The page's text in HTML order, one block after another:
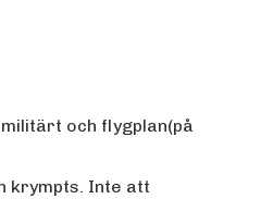
och flygplan(på
krympts. Inte att